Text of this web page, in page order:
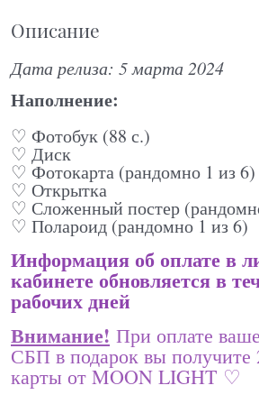
Описание
Дата релиза: 5 марта 2024
Наполнение:
♡ Фотобук (88 с.)
♡ Диск
♡ Фотокарта (рандомно 1 из 6)
♡ Открытка
♡ Сложенный постер
♡ Полароид (рандомно 1 из 6)
Информация об оплате в
кабинете обновляется в
рабочих дней
Внимание! При оплате
СБП в подарок вы получите
карты от MOON LIGHT ♡